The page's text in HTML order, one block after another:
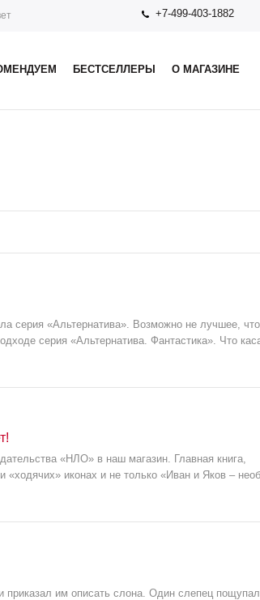
+7-499-403-1882
БЕСТСЕЛЛЕРЫ О МАГАЗИНЕ
серия «Альтернатива». Возможно не лучшее,
серия «Альтернатива. Фантастика». Что
«НЛО» в наш магазин. Главная книга,
«ходячих» иконах и не только «Иван и Яков –
приказал им описать слона. Один слепец